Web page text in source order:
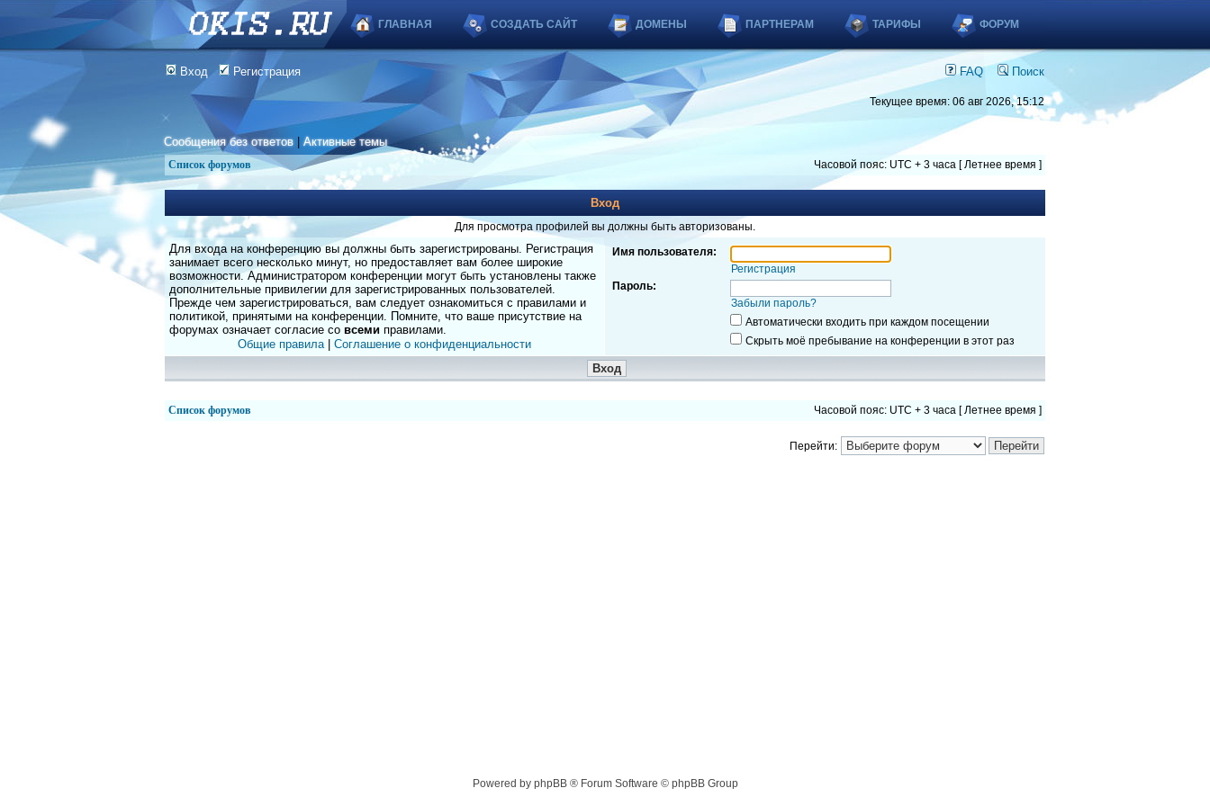
ГЛАВНАЯ СОЗДАТЬ САЙТ ДОМЕНЫ ПАРТНЕРАМ ТАРИФЫ ФОРУМ
Вход Регистрация FAQ Поиск
Текущее время: 06 авг 2026, 15:12
Сообщения без ответов |Активные темы
Список форумов Часовой пояс: UTC + 3 часа [ Летнее время ]
Вход
Для просмотра профилей вы должны быть авторизованы.
Для входа на конференцию вы должны быть зарегистрированы. Регистрация
занимает всего несколько минут, но предоставляет вам более широкие
возможности. Администратором конференции могут быть установлены также
дополнительные привилегии для зарегистрированных пользователей.
Прежде чем зарегистрироваться, вам следует ознакомиться с правилами и
политикой, принятыми на конференции. Помните, что ваше присутствие на
форумах означает согласие со всеми правилами.
Общие правила| Соглашение о конфиденциальности
Имя пользователя:
Регистрация
Пароль:
Забыли пароль?
Автоматически входить при каждом посещении
Скрыть моё пребывание на конференции в этот раз
Список форумов Часовой пояс: UTC + 3 часа [ Летнее время ]
Перейти:
Powered by phpBB ® Forum Software © phpBB Group